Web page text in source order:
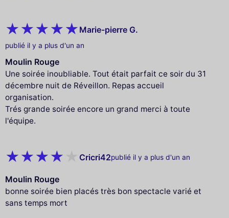
Marie-pierre G.
publié il y a plus d'un an
Moulin Rouge
Une soirée inoubliable. Tout était parfait ce soir du 31
décembre nuit de Réveillon. Repas accueil
organisation.
Trés grande soirée encore un grand merci à toute
l'équipe.
Cricri42publié il y a plus d'un an
Moulin Rouge
bonne soirée bien placés très bon spectacle varié et
sans temps mort